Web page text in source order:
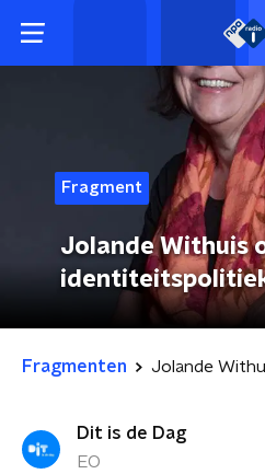
Fragment
Jolande Withuis
Fragmenten
Dit is de Dag
EO